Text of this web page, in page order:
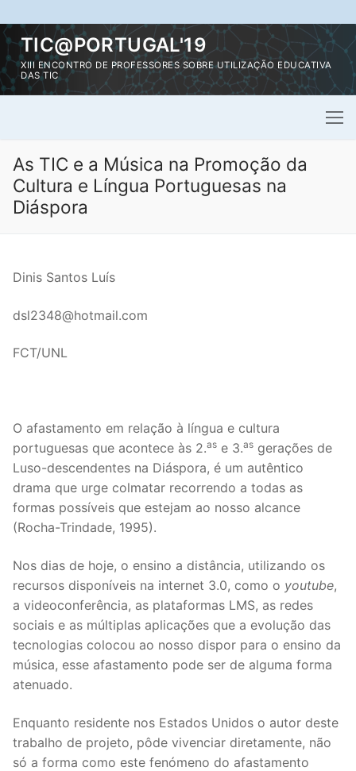
Saltar
para
conteúdo
TIC@PORTUGAL'19
XIII ENCONTRO DE PROFESSORES SOBRE UTILIZAÇÃO EDUCATIVA
DAS TIC
As TIC e a Música na Promoção da
Cultura e Língua Portuguesas na
Diáspora
Dinis Santos Luís
dsl2348@hotmail.com
FCT/UNL
O afastamento em relação à língua e cultura
portuguesas que acontece às 2.as e 3.as gerações de
Luso-descendentes na Diáspora, é um autêntico
drama que urge colmatar recorrendo a todas as
formas possíveis que estejam ao nosso alcance
(Rocha-Trindade, 1995).
Nos dias de hoje, o ensino a distância, utilizando os
recursos disponíveis na internet 3.0, como o youtube,
a videoconferência, as plataformas LMS, as redes
sociais e as múltiplas aplicações que a evolução das
tecnologias colocou ao nosso dispor para o ensino da
música, esse afastamento pode ser de alguma forma
atenuado.
Enquanto residente nos Estados Unidos o autor deste
trabalho de projeto, pôde vivenciar diretamente, não
só a forma como este fenómeno do afastamento